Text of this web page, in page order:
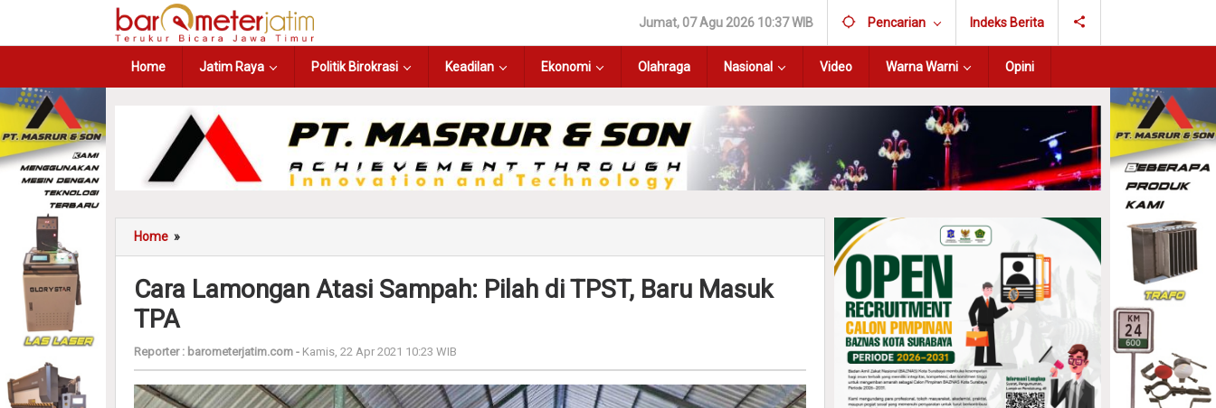
Jumat, 07 Agu 2026 10:37 WIB Pencarian Indeks Berita
Home Jatim Raya Politik Birokrasi Keadilan Ekonomi Olahraga Nasional Video Warna Warni Opini
Home »
Cara Lamongan Atasi Sampah: Pilah di TPST, Baru Masuk
TPA
Reporter : barometerjatim.com - Kamis, 22 Apr 2021 10:23 WIB